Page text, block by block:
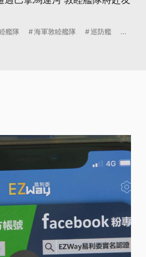
艦隊 海軍敦睦艦隊 巡防艦 ...